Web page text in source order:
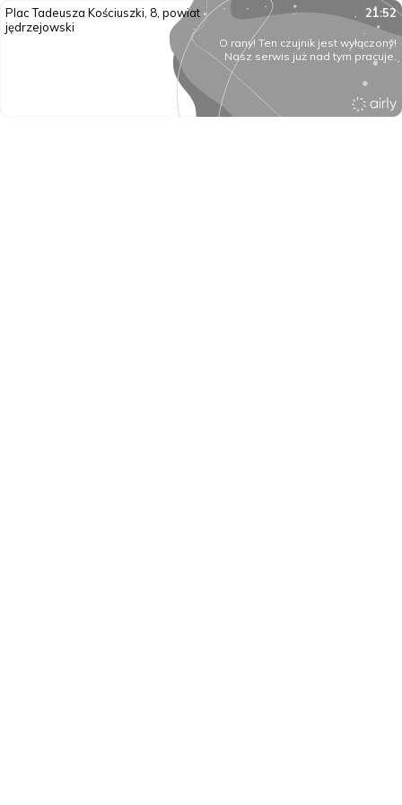
Plac Tadeusza Kościuszki, 8, powiat
jędrzejowski
21:52
O rany! Ten czujnik jest wyłączony!
Nasz serwis już nad tym pracuje.